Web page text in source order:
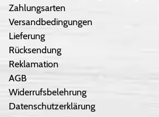
Zahlungsarten
Versandbedingungen
Lieferung
Rücksendung
Reklamation
AGB
Widerrufsbelehrung
Datenschutzerklärung